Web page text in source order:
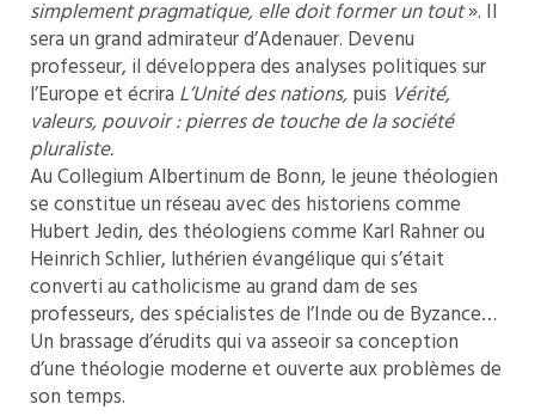
simplement pragmatique, elle doit former un tout». Il
sera un grand admirateur d’Adenauer. Devenu
professeur, il développera des analyses politiques sur
l’Europe et écrira L’Unité des nations,puis Vérité,
valeurs, pouvoir :pierres de touche de la société
pluraliste.
Au Collegium Albertinum de Bonn, le jeune théologien
se constitue un réseau avec des historiens comme
Hubert Jedin, des théologiens comme Karl Rahner ou
Heinrich Schlier, luthérien évangélique qui s’était
converti au catholicisme au grand dam de ses
professeurs, des spécialistes de l’Inde ou de Byzance…
Un brassage d’érudits qui va asseoir sa conception
d’une théologie moderne et ouverte aux problèmes de
son temps.